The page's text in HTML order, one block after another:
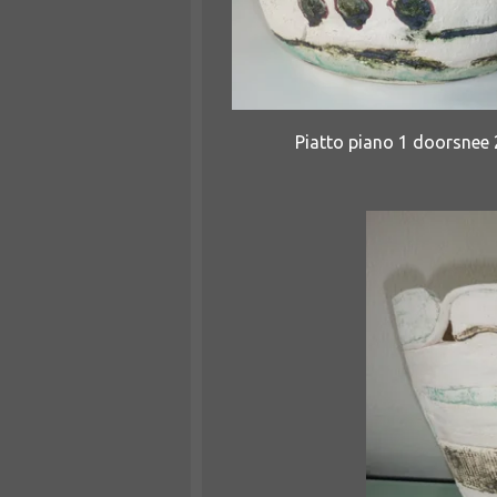
Piatto piano 1 doorsnee